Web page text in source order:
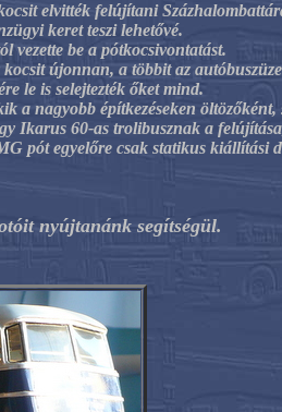
elvitték felújítani
keret teszi lehetővé.
vezette be a pótkocsivontatást.
újonnan, a többit az
le is selejtezték őket mind.
a nagyobb építkezéseken öltözőként,
Ikarus 60-as trolibusznak a
pót egyelőre csak statikus kiállítási
nyújtanánk segítségül.